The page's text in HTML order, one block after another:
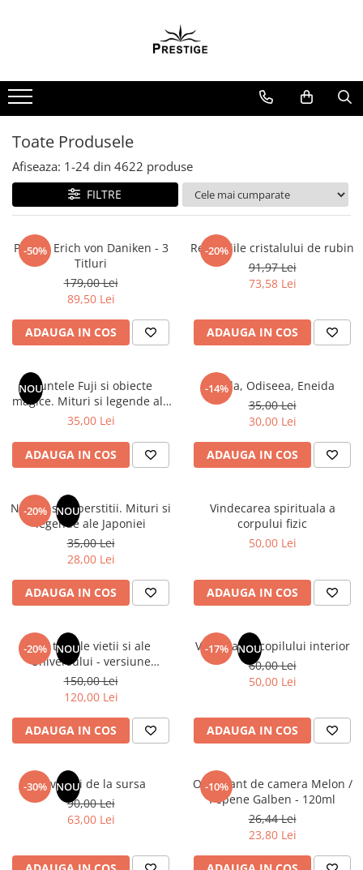
Noutati
Promotii
Spiritualitate - Ezoterism
AngelConnection
Arte Divinatorii
Chiromantie
Dezvoltare Spirituala
KidConnection
Minte Corp
New Illuminati Files
Numerologie
Paranormal
Parapsihologie
Ramtha
Audiobook
ReConnect
Religie
Crestinism
ScienceConnection
SelfConnect
Vindecare Spirituala
Sanatate
Masaj
Medicina & Farmacie
Medicina Pentru Toti
Sport
Toate Produsele
Afiseaza: 1-24 din 4622 produse
FILTRE
-50%
Pachet Erich von Daniken - 3
Titluri
179,00 Lei
89,50 Lei
ADAUGA IN COS
-20%
Revelatiile cristalului de rubin
91,97 Lei
73,58 Lei
ADAUGA IN COS
NOUMuntele Fuji si obiecte
magice. Mituri si legende ale
Japoniei
35,00 Lei
ADAUGA IN COS
-14%
Iliada, Odiseea, Eneida
35,00 Lei
30,00 Lei
ADAUGA IN COS
-20% NOU
Natura si superstitii. Mituri si
legende ale Japoniei
35,00 Lei
28,00 Lei
ADAUGA IN COS
Vindecarea spirituala a
corpului fizic
50,00 Lei
ADAUGA IN COS
-20% NOU
Din tainele vietii si ale
Universului - versiune
originala din 1939. Volumele I-
III. Cutie de colectie -Scarlat
Demetrescu
150,00 Lei
120,00 Lei
ADAUGA IN COS
-17% NOU
Vindecarea copilului interior
60,00 Lei
50,00 Lei
ADAUGA IN COS
-30% NOU
Revelatii de la sursa
90,00 Lei
63,00 Lei
-10%
Odorizant de camera Melon /
Pepene Galben - 120ml
26,44 Lei
23,80 Lei